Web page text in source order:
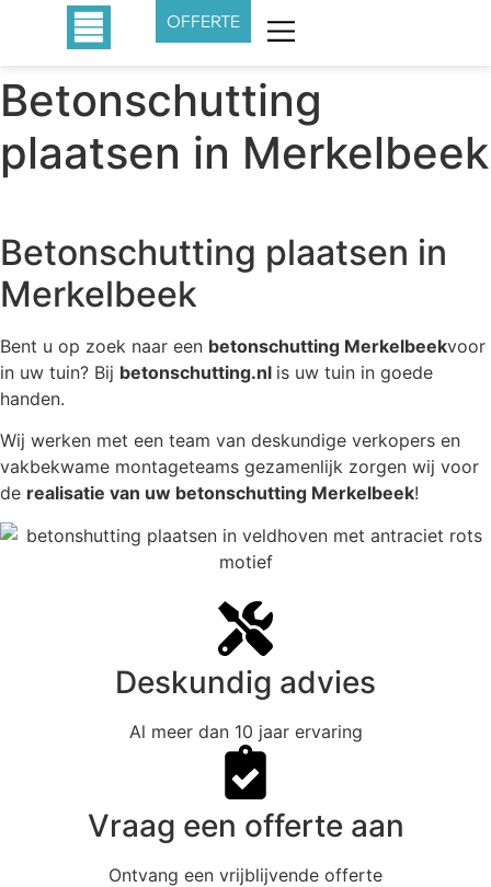
OFFERTE
Betonschutting
plaatsen in Merkelbeek
Betonschutting plaatsen in
Merkelbeek
Bent u op zoek naar een betonschutting Merkelbeekvoor
in uw tuin? Bij betonschutting.nl is uw tuin in goede
handen.
Wij werken met een team van deskundige verkopers en
vakbekwame montageteams gezamenlijk zorgen wij voor
de realisatie van uw betonschutting Merkelbeek!
Deskundig advies
Al meer dan 10 jaar ervaring
Vraag een offerte aan
Ontvang een vrijblijvende offerte